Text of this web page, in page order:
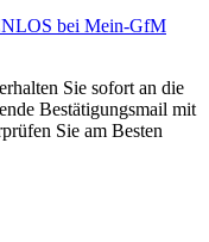
bei Mein-GfM
Sie sofort an die
Bestätigungsmail mit
Sie am Besten